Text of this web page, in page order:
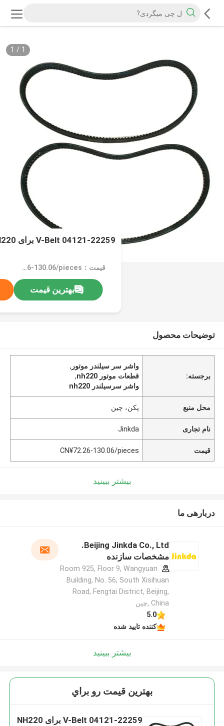
1
/
1
V-Belt 04121-22259 برای NH220
قیمت：CN¥72.26-130.06/pieces
بهترین قیمت
توضیحات محصول
برجسته:
واشر سر سیلندر موتور ,
قطعات موتور nh220
,
واشر سرسیلندر nh220
محل منبع پکن، چین
نام تجاری Jinkda
قیمت CN¥72.26-130.06/pieces
بیشتر ببینید
دربارهی ما
Beijing Jinkda Co., Ltd.
مشخصات سازنده
Room 925, Floor 9, Wangyuan
Building, No. 56, South Xisihuan
Road, Fengtai District, Beijing,
China ,چین
5.0
کننده تایید شده
بیشتر ببینید
بهترين قيمت رو براي
V-Belt 04121-22259 برای NH220